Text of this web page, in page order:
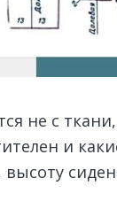
не с
и